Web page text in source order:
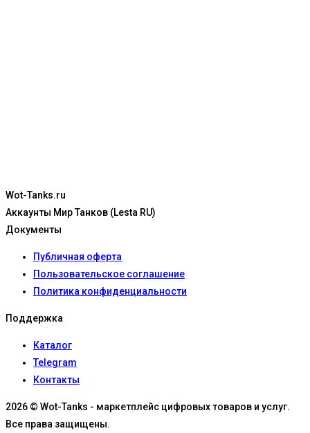
Wot-Tanks.ru
Аккаунты Мир Танков (Lesta RU)
Документы
Публичная оферта
Пользовательское соглашение
Политика конфиденциальности
Поддержка
Каталог
Telegram
Контакты
2026 © Wot-Tanks - маркетплейс цифровых товаров и услуг.
Все права защищены.